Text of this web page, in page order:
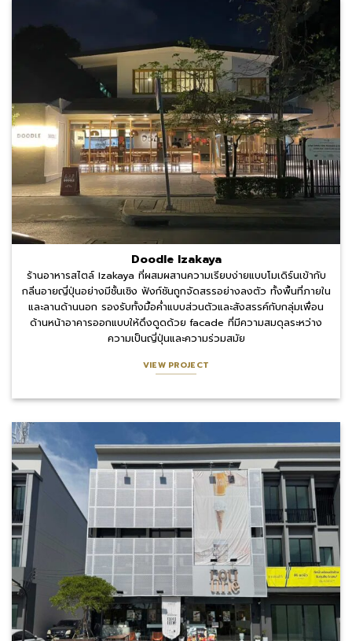
Doodle Izakaya
ร้านอาหารสไตล์ Izakaya ที่ผสมผสานความเรียบง่ายแบบโมเดิร์นเข้ากับ
กลิ่นอายญี่ปุ่นอย่างมีชั้นเชิง ฟังก์ชันถูกจัดสรรอย่างลงตัว ทั้งพื้นที่ภายใน
และลานด้านนอก รองรับทั้งมื้อค่ำแบบส่วนตัวและสังสรรค์กับกลุ่มเพื่อน
ด้านหน้าอาคารออกแบบให้ดึงดูดด้วย facade ที่มีความสมดุลระหว่าง
ความเป็นญี่ปุ่นและความร่วมสมัย
VIEW PROJECT